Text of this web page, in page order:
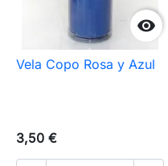

Vela Copo Rosa y Azul
3,50 €